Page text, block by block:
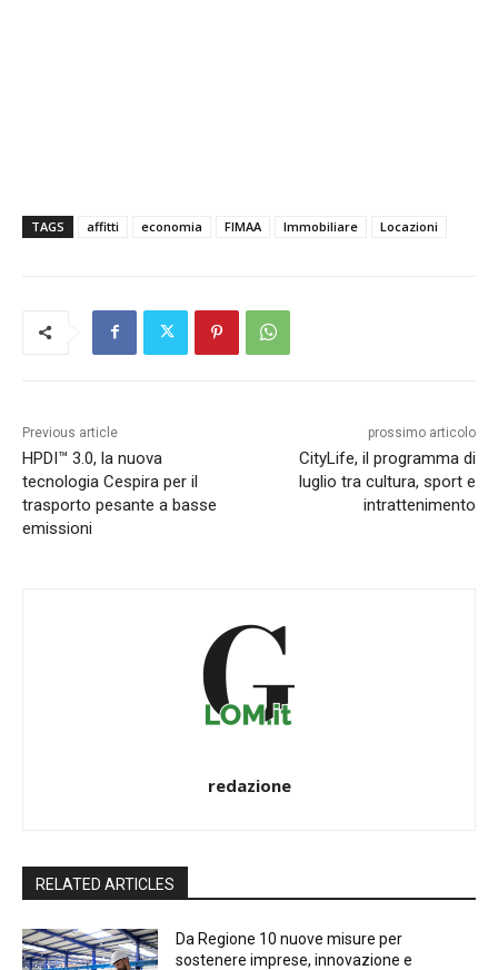
TAGS affitti economia FIMAA Immobiliare Locazioni
Previous article
HPDI™ 3.0, la nuova
tecnologia Cespira per il
trasporto pesante a basse
emissioni
prossimo articolo
CityLife, il programma di
luglio tra cultura, sport e
intrattenimento
redazione
RELATED ARTICLES
Da Regione 10 nuove misure per
sostenere imprese, innovazione e